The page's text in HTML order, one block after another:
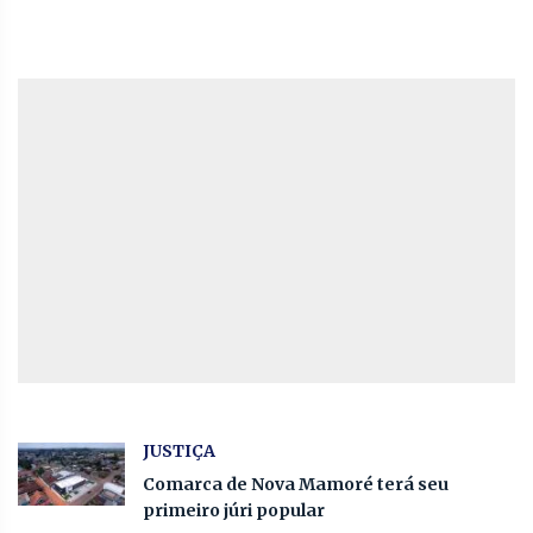
JUSTIÇA
Comarca de Nova Mamoré terá seu
primeiro júri popular